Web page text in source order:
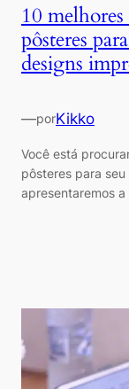
10
pôsteres
designs
—porKikko
Você está
pôsteres para
apresentaremos